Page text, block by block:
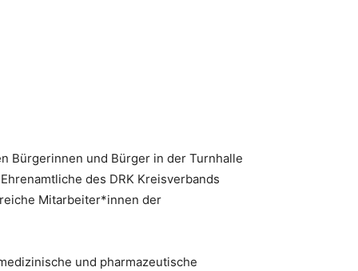
Bürgerinnen und Bürger in der Turnhalle
des DRK Kreisverbands
Mitarbeiter*innen der
und pharmazeutische